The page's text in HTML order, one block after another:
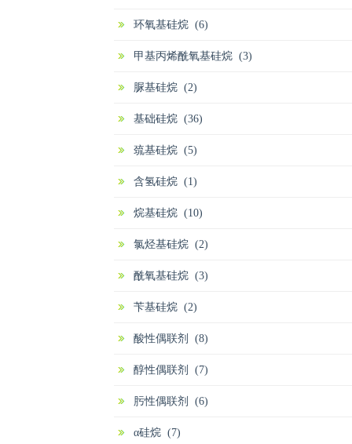
环氧基硅烷 (6)
甲基丙烯酰氧基硅烷 (3)
脲基硅烷 (2)
基础硅烷 (36)
巯基硅烷 (5)
含氢硅烷 (1)
烷基硅烷 (10)
氯烃基硅烷 (2)
酰氧基硅烷 (3)
苄基硅烷 (2)
酸性偶联剂 (8)
醇性偶联剂 (7)
肟性偶联剂 (6)
α硅烷 (7)